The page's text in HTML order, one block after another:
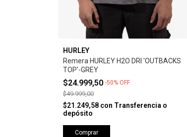
HURLEY
Remera HURLEY H2O DRI 'OUTBACKS
TOP'-GREY
$24.999,50 -50% OFF
$49.999,00
$21.249,58 con Transferencia o
depósito
Comprar